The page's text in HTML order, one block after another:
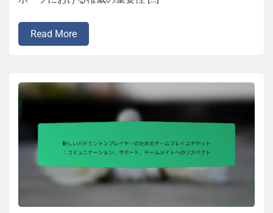
Read More